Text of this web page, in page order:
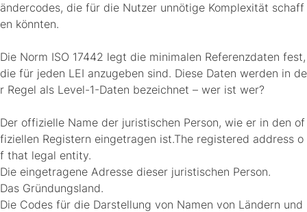
ändercodes, die für die Nutzer unnötige Komplexität schaff
en könnten.
Die Norm ISO 17442 legt die minimalen Referenzdaten fest,
die für jeden LEI anzugeben sind. Diese Daten werden in de
r Regel als Level-1-Daten bezeichnet – wer ist wer?
Der offizielle Name der juristischen Person, wie er in den of
fiziellen Registern eingetragen ist.The registered address o
f that legal entity.
Die eingetragene Adresse dieser juristischen Person.
Das Gründungsland.
Die Codes für die Darstellung von Namen von Ländern und